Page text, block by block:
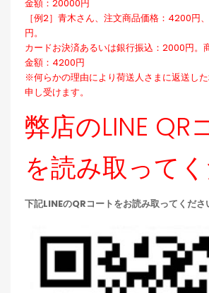
金額：20000円
［例2］青木さん、注文商品価格：4200円
円。
カードお決済あるいは銀行振込：2000円。
金額：4200円
※何らかの理由により荷送人さまに返送し
申し受けます。
弊店のLINE QR
を読み取って
下記LINEのQRコートをお読み取ってくださ